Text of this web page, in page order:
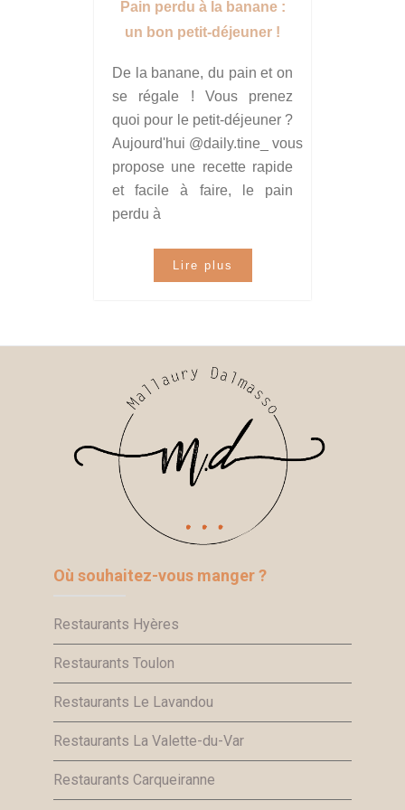
Pain perdu à la banane :
un bon petit-déjeuner !
De la banane, du pain et on
se régale ! Vous prenez
quoi pour le petit-déjeuner ?
Aujourd'hui @daily.tine_ vous
propose une recette rapide
et facile à faire, le pain
perdu à
Lire plus
Où souhaitez-vous manger ?
Restaurants Hyères
Restaurants Toulon
Restaurants Le Lavandou
Restaurants La Valette-du-Var
Restaurants Carqueiranne